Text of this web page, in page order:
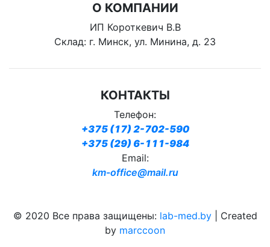
О КОМПАНИИ
ИП Короткевич В.В
Склад: г. Минск, ул. Минина, д. 23
КОНТАКТЫ
Телефон:
+375 (17) 2-702-590
+375 (29) 6-111-984
Email:
km-office@mail.ru
© 2020 Все права защищены: lab-med.by| Created
by marccoon